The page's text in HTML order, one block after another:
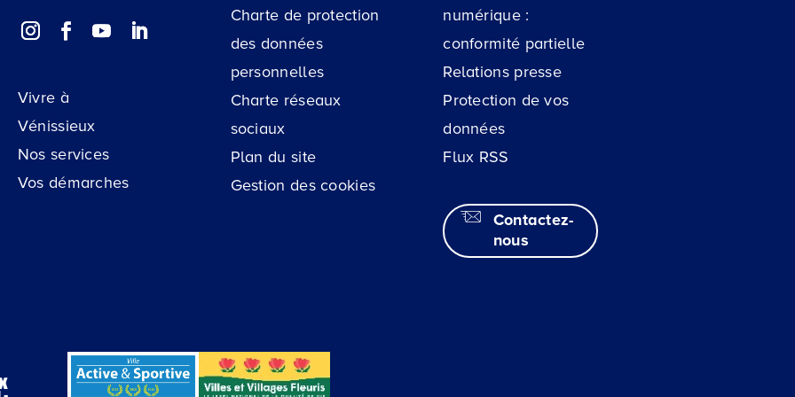
Vivre à
Vénissieux
Nos services
Vos démarches
Charte de protection
des données
personnelles
Charte réseaux
sociaux
Plan du site
Gestion des cookies
numérique :
conformité partielle
Relations presse
Protection de vos
données
Flux RSS
Contactez-
nous